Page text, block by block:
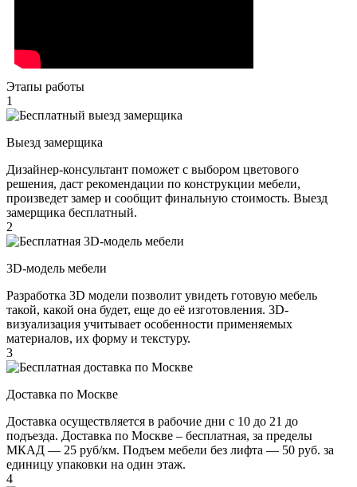
Этапы работы
1
Выезд замерщика
Дизайнер-консультант поможет с выбором цветового
решения, даст рекомендации по конструкции мебели,
произведет замер и сообщит финальную стоимость. Выезд
замерщика бесплатный.
2
3D-модель мебели
Разработка 3D модели позволит увидеть готовую мебель
такой, какой она будет, еще до её изготовления. 3D-
визуализация учитывает особенности применяемых
материалов, их форму и текстуру.
3
Доставка по Москве
Доставка осуществляется в рабочие дни с 10 до 21 до
подъезда. Доставка по Москве – бесплатная, за пределы
МКАД — 25 руб/км. Подъем мебели без лифта — 50 руб. за
единицу упаковки на один этаж.
4